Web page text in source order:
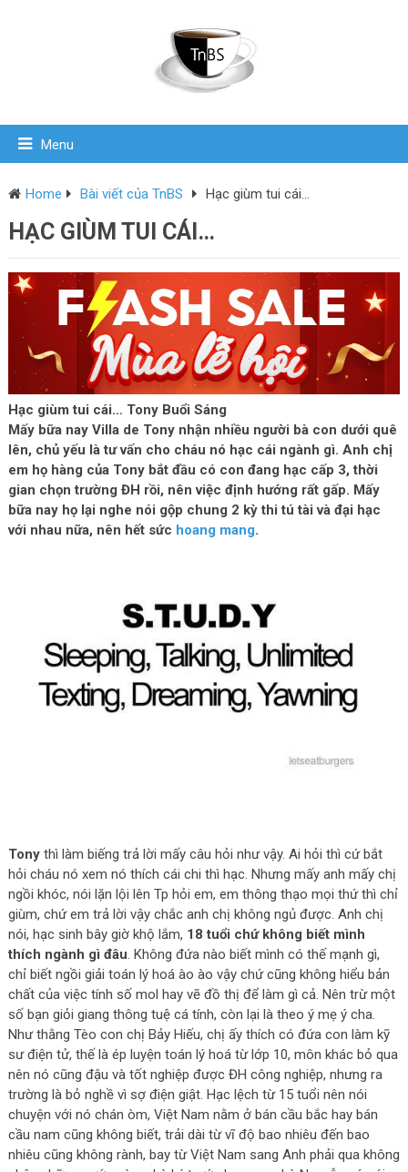
Menu
Home Bài viết của TnBS Hạc giùm tui cái…
HẠC GIÙM TUI CÁI…
Hạc giùm tui cái… Tony Buổi Sáng
Mấy bữa nay Villa de Tony nhận nhiều người bà con dưới quê
lên, chủ yếu là tư vấn cho cháu nó hạc cái ngành gì. Anh chị
em họ hàng của Tony bắt đầu có con đang hạc cấp 3, thời
gian chọn trường ĐH rồi, nên việc định hướng rất gấp. Mấy
bữa nay họ lại nghe nói gộp chung 2 kỳ thi tú tài và đại hạc
với nhau nữa, nên hết sức hoang mang.
Tonythì làm biếng trả lời mấy câu hỏi như vậy. Ai hỏi thì cứ bắt
hỏi cháu nó xem nó thích cái chi thì hạc. Nhưng mấy anh mấy chị
ngồi khóc, nói lặn lội lên Tp hỏi em, em thông thạo mọi thứ thì chỉ
giùm, chứ em trả lời vậy chắc anh chị không ngủ được. Anh chị
nói, hạc sinh bây giờ khộ lắm, 18 tuổi chứ không biết mình
thích ngành gì đâu. Không đứa nào biết mình có thế mạnh gì,
chỉ biết ngồi giải toán lý hoá ào ào vậy chứ cũng không hiểu bản
chất của việc tính số mol hay vẽ đồ thị để làm gì cả. Nên trừ một
số bạn giỏi giang thông tuệ cá tính, còn lại là theo ý mẹ ý cha.
Như thằng Tèo con chị Bảy Hiếu, chị ấy thích có đứa con làm kỹ
sư điện tử, thế là ép luyện toán lý hoá từ lớp 10, môn khác bỏ qua
nên nó cũng đậu và tốt nghiệp được ĐH công nghiệp, nhưng ra
trường là bỏ nghề vì sợ điện giật. Hạc lệch từ 15 tuổi nên nói
chuyện với nó chán òm, Việt Nam nằm ở bán cầu bắc hay bán
cầu nam cũng không biết, trải dài từ vĩ độ bao nhiêu đến bao
nhiêu cũng không rành, bay từ Việt Nam sang Anh phải qua không